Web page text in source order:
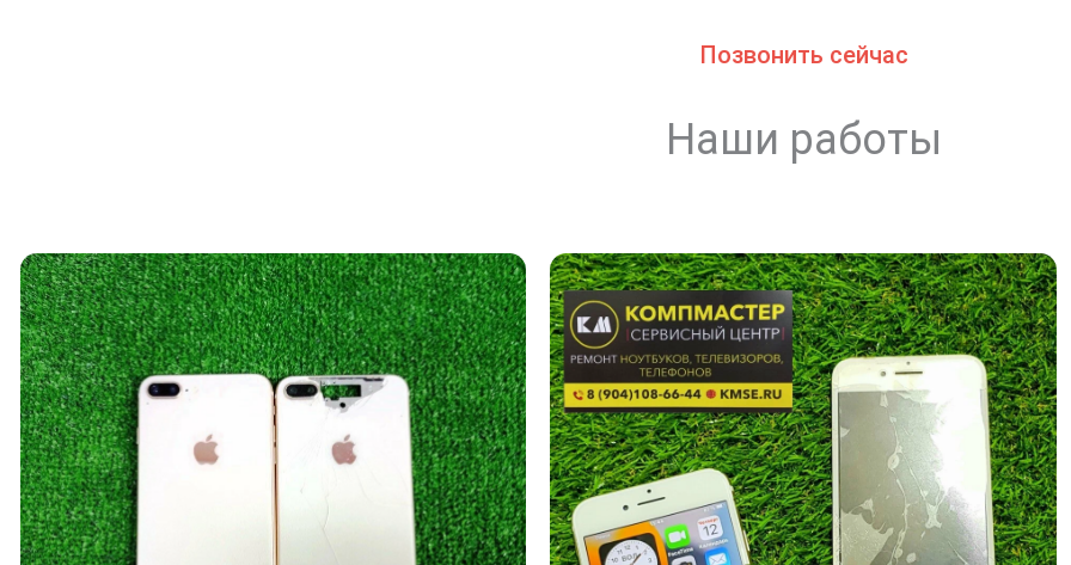
Позвонить сейчас
Наши работы